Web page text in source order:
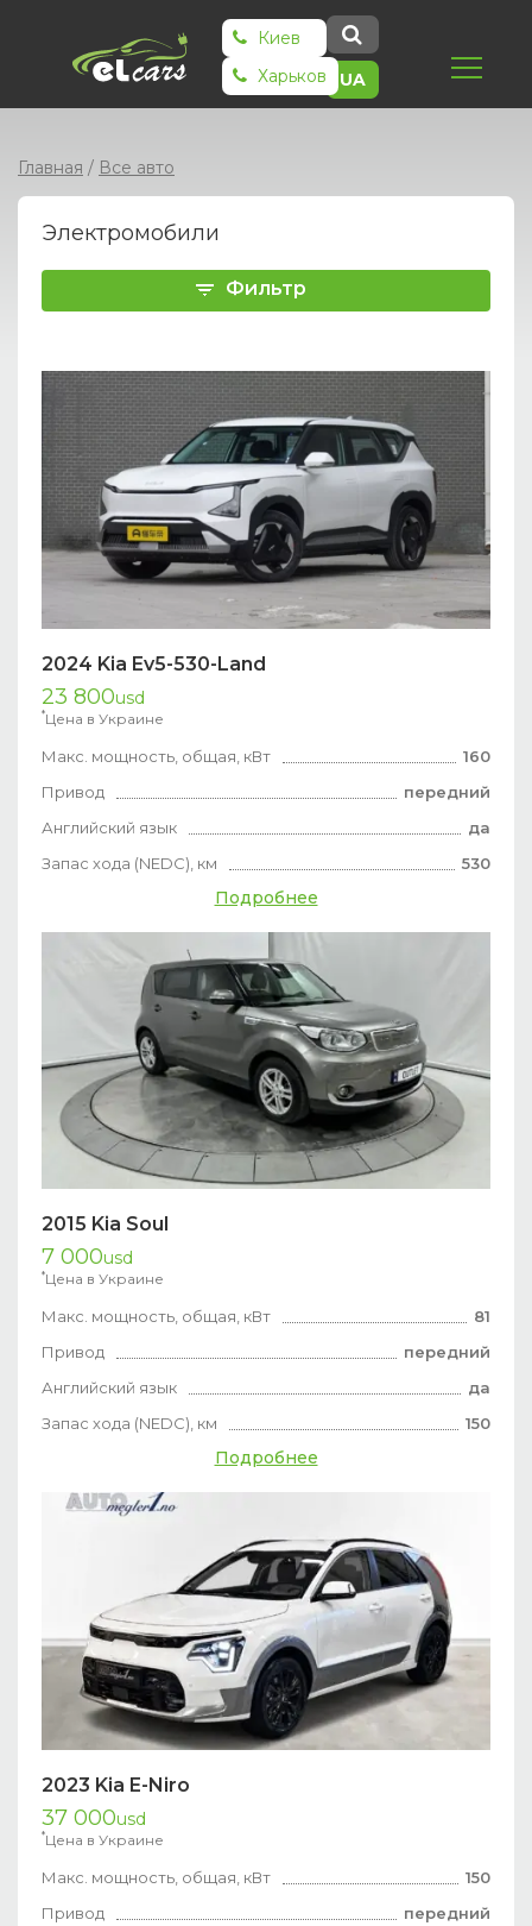
Киев
Харьков
UA
Главная / Все авто
Электромобили
Фильтр
2024 Kia Ev5-530-Land
23 800usd
*Цена в Украине
Макс. мощность, общая, кВт
160
Привод
передний
Английский язык
да
Запас хода (NEDC), км
530
Подробнее
2015 Kia Soul
7 000usd
*Цена в Украине
Макс. мощность, общая, кВт
81
Привод
передний
Английский язык
да
Запас хода (NEDC), км
150
Подробнее
2023 Kia E-Niro
37 000usd
*Цена в Украине
Макс. мощность, общая, кВт
150
Привод
передний